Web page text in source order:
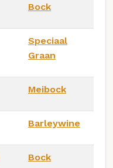
Bock
Speciaal
Graan
Meibock
Barleywine
Bock